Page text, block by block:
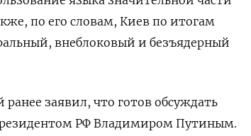
по его словам, Киев по итогам
внеблоковый и безъядерный
заявил, что готов обсуждать
РФ Владимиром Путиным.